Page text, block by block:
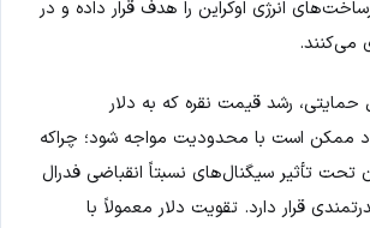
انرژی اوکراین را هدف قرار داده و در
می‌کنند.
حمایتی، رشد قیمت نقره که به دلار
ممکن است با محدودیت مواجه شود؛ چراکه
تحت تأثیر سیگنال‌های نسبتاً انقباضی فدرال
قرار دارد. تقویت دلار معمولاً با